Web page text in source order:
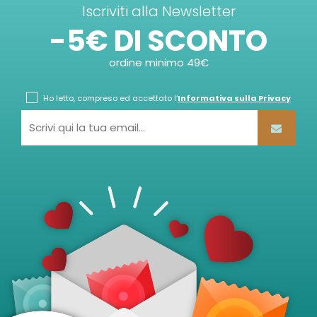
Iscriviti alla Newsletter
-5€ DI SCONTO
ordine minimo 49€
Ho letto, compreso ed accettato l'Informativa sulla Privacy